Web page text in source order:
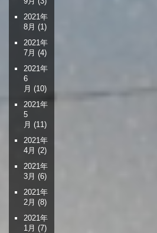
2021年
8月 (1)
2021年
7月 (4)
2021年
6
月 (10)
2021年
5
月 (11)
2021年
4月 (2)
2021年
3月 (6)
2021年
2月 (8)
2021年
1月 (7)